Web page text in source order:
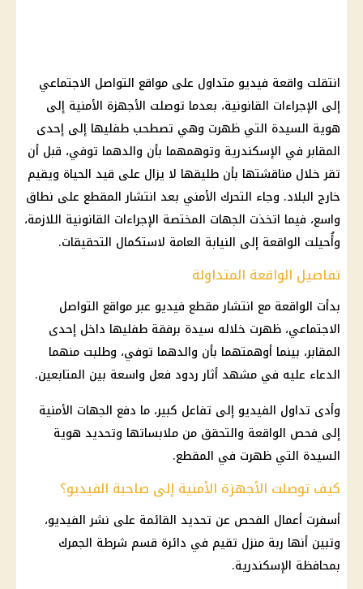
انتقلت واقعة فيديو متداول على مواقع التواصل الاجتماعي
إلى الإجراءات القانونية، بعدما توصلت الأجهزة الأمنية إلى
هوية السيدة التي ظهرت وهي تصطحب طفليها إلى إحدى
المقابر في الإسكندرية وتوهمهما بأن والدهما توفي، قبل أن
تقر خلال مناقشتها بأن طليقها لا يزال على قيد الحياة ويقيم
خارج البلاد. وجاء التحرك الأمني بعد انتشار المقطع على نطاق
واسع، فيما اتخذت الجهات المختصة الإجراءات القانونية اللازمة،
وأُحيلت الواقعة إلى النيابة العامة لاستكمال التحقيقات.
تفاصيل الواقعة المتداولة
بدأت الواقعة مع انتشار مقطع فيديو عبر مواقع التواصل
الاجتماعي، ظهرت خلاله سيدة برفقة طفليها داخل إحدى
المقابر، بينما أوهمتهما بأن والدهما توفي، وطلبت منهما
الدعاء عليه في مشهد أثار ردود فعل واسعة بين المتابعين.
وأدى تداول الفيديو إلى تفاعل كبير، ما دفع الجهات الأمنية
إلى فحص الواقعة والتحقق من ملابساتها وتحديد هوية
السيدة التي ظهرت في المقطع.
كيف توصلت الأجهزة الأمنية إلى صاحبة الفيديو؟
أسفرت أعمال الفحص عن تحديد القائمة على نشر الفيديو،
وتبين أنها ربة منزل تقيم في دائرة قسم شرطة الجمرك
بمحافظة الإسكندرية.